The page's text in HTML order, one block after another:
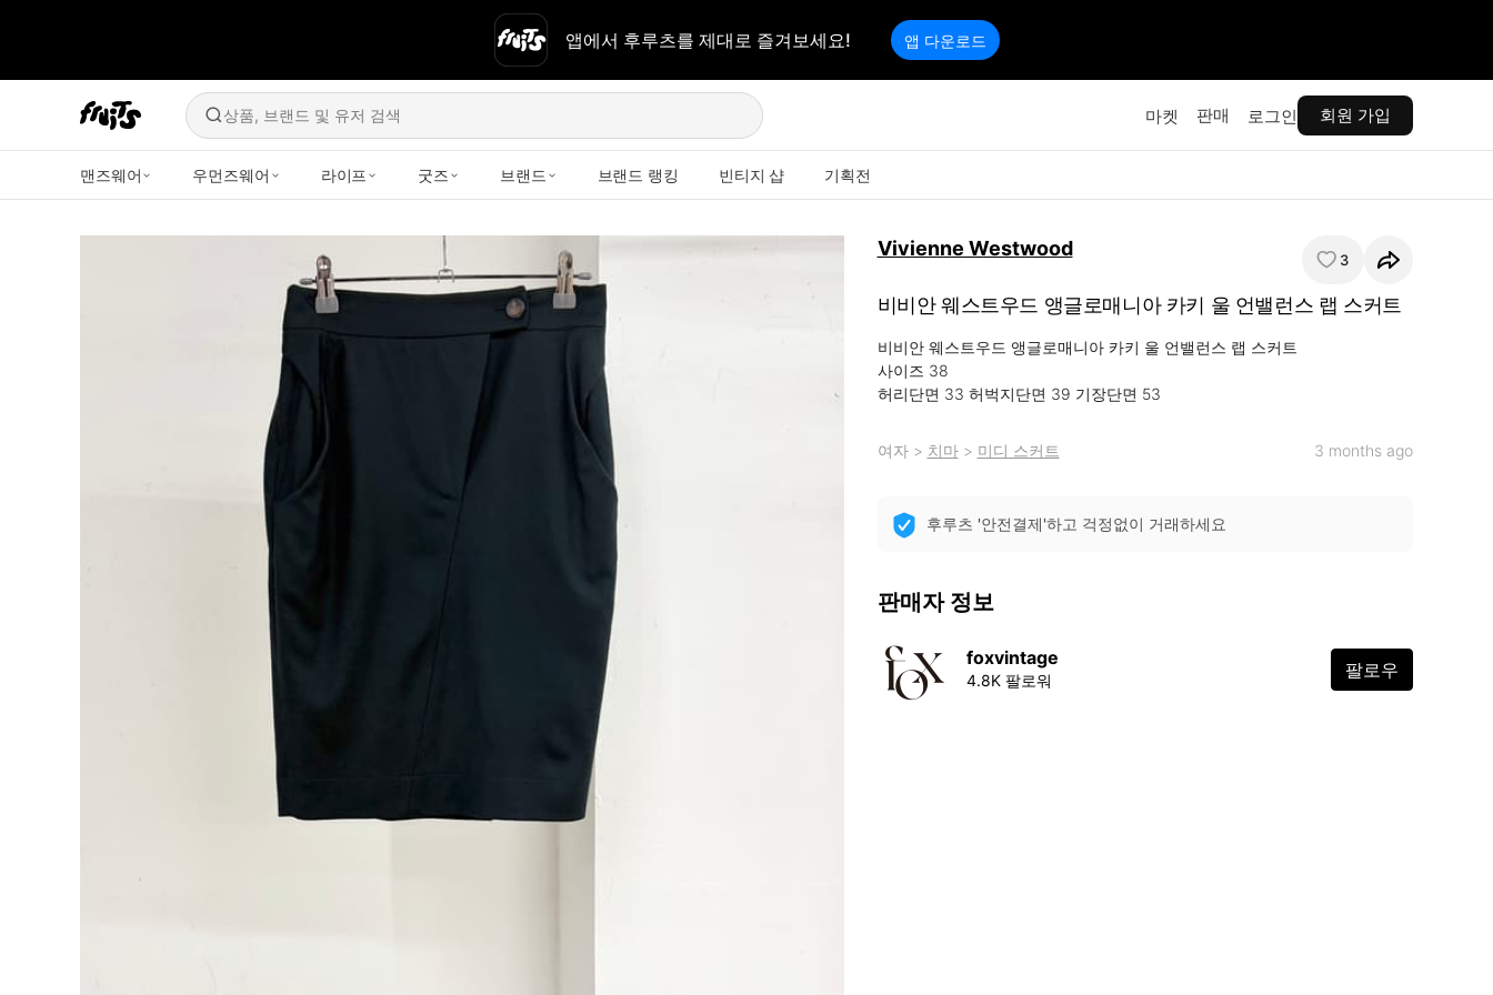
앱에서 후루츠를 제대로 즐겨보세요! 앱 다운로드
상품, 브랜드 및 유저 검색 마켓 판매 로그인 회원 가입
맨즈웨어 우먼즈웨어 라이프 굿즈 브랜드 브랜드 랭킹 빈티지 샵 기획전
Vivienne Westwood 3
비비안 웨스트우드 앵글로매니아 카키 울 언밸런스 랩 스커트
비비안 웨스트우드 앵글로매니아 카키 울 언밸런스 랩 스커트
사이즈 38
허리단면 33 허벅지단면 39 기장단면 53
여자> 치마> 미디 스커트 3 months ago
후루츠 '안전결제'하고 걱정없이 거래하세요
판매자 정보
foxvintage
4.8K 팔로워 팔로우